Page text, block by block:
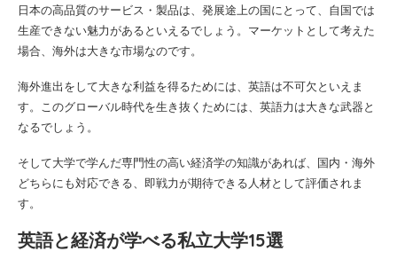
日本の高品質のサービス・製品は、発展途上の国にとって、自国では
生産できない魅力があるといえるでしょう。マーケットとして考えた
場合、海外は大きな市場なのです。
海外進出をして大きな利益を得るためには、英語は不可欠といえま
す。このグローバル時代を生き抜くためには、英語力は大きな武器と
なるでしょう。
そして大学で学んだ専門性の高い経済学の知識があれば、国内・海外
どちらにも対応できる、即戦力が期待できる人材として評価されま
す。
英語と経済が学べる私立大学15選